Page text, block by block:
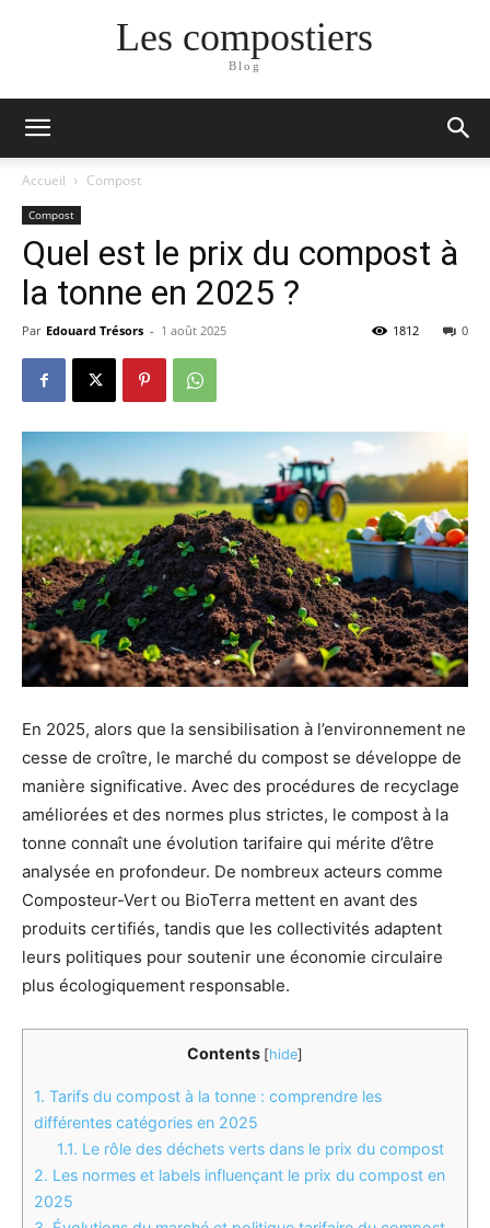
Les compostiers
Blog
Accueil Compost
Compost
Quel est le prix du compost à
la tonne en 2025 ?
Par Edouard Trésors - 1 août 2025 0
1812
En 2025, alors que la sensibilisation à l’environnement ne
cesse de croître, le marché du compost se développe de
manière significative. Avec des procédures de recyclage
améliorées et des normes plus strictes, le compost à la
tonne connaît une évolution tarifaire qui mérite d’être
analysée en profondeur. De nombreux acteurs comme
Composteur-Vert ou BioTerra mettent en avant des
produits certifiés, tandis que les collectivités adaptent
leurs politiques pour soutenir une économie circulaire
plus écologiquement responsable.
Contents [hide]
1. Tarifs du compost à la tonne : comprendre les
différentes catégories en 2025
1.1. Le rôle des déchets verts dans le prix du compost
2. Les normes et labels influençant le prix du compost en
2025